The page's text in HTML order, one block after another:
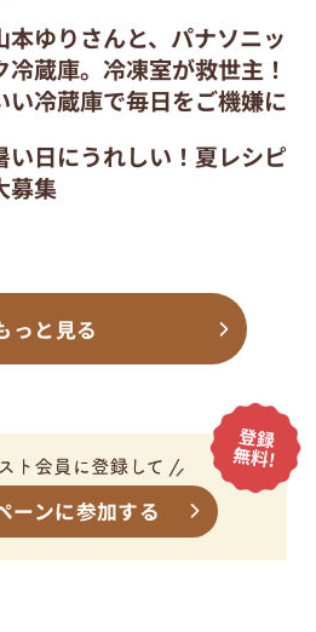
本ゆりさんと、パナソニッ
冷蔵庫。冷凍室が救世主！
い冷蔵庫で毎日をご機嫌に
い日にうれしい！夏レシピ
募集
っと見る
ーンに参加する